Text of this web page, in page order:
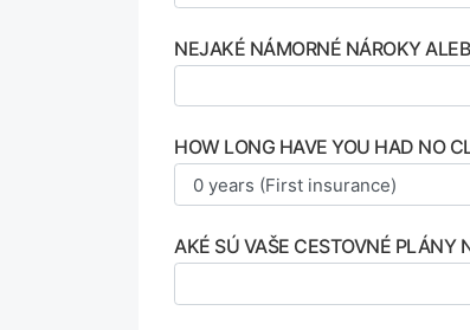
NEJAKÉ NÁMORNÉ NÁROKY
HOW LONG HAVE YOU HAD NO
AKÉ SÚ VAŠE CESTOVNÉ PLÁNY